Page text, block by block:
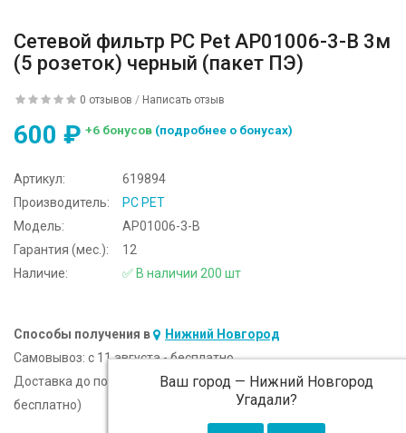
Сетевой фильтр PC Pet AP01006-3-B 3м
(5 розеток) черный (пакет ПЭ)
0 отзывов / Написать отзыв
600 ₽ +6 бонусов (подробнее о бонусах)
Артикул:
619894
Производитель:
PC PET
Модель:
AP01006-3-B
Гарантия (мес.):
12
Наличие:
✅ В наличии 200 шт
Способы получения в Нижний Новгород
Ваш город — Нижний Новгород
Угадали?
Самовывоз: c 11 августа - бесплатно
Доставка до подъезда:
c 11 августа - 300 ₽ (от 5 000 ₽
бесплатно)